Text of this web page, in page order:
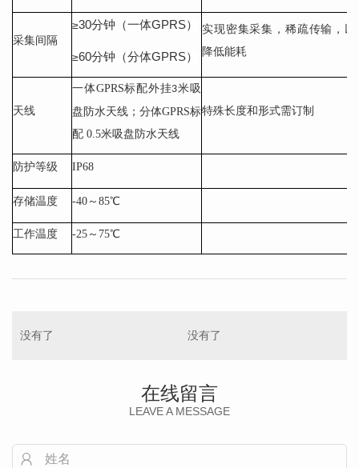
采集间隔
≥30分钟（一体GPRS）
≥60分钟（分体GPRS）
实现密集采集，稀疏传输，以
降低能耗
天线
一体GPRS标配外挂3米吸
盘防水天线；分体GPRS标
配 0.5米吸盘防水天线
特殊长度和形式需订制
防护等级 IP68
存储温度 -40～85℃
工作温度 -25～75℃
没有了 没有了
在线留言
LEAVE A MESSAGE